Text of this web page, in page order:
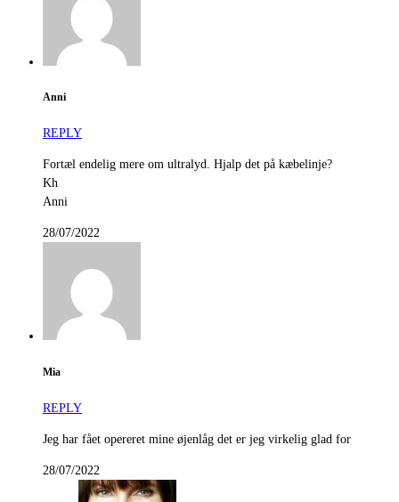
Anni
REPLY
Fortæl endelig mere om ultralyd. Hjalp det på kæbelinje?
Kh
Anni
28/07/2022
Mia
REPLY
Jeg har fået opereret mine øjenlåg det er jeg virkelig glad for
28/07/2022